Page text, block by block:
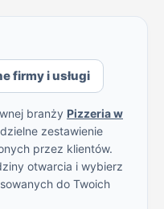
firmy i usługi
branży Pizzeria w
zestawienie
przez klientów.
otwarcia i wybierz
do Twoich